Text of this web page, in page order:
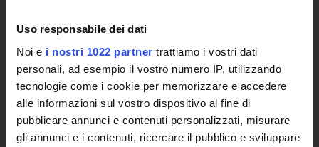
Uso responsabile dei dati
Noi e i nostri 1022 partner trattiamo i vostri dati
personali, ad esempio il vostro numero IP, utilizzando
tecnologie come i cookie per memorizzare e accedere
alle informazioni sul vostro dispositivo al fine di
pubblicare annunci e contenuti personalizzati, misurare
gli annunci e i contenuti, ricercare il pubblico e sviluppare
L'infrastruttura di e-Learning
Eventi
Siti Istituzionali e Progetti Interuniversitari
Accesso alla Banca Dati di Segreteria Online
Posta Elettronica Certificata - PEC
Bacheca del Rettore